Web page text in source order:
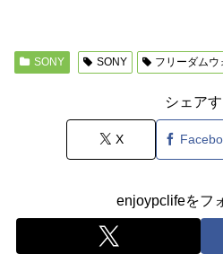
SONY SONY フリーダムウ
シェア
X
enjoypclifeをフ